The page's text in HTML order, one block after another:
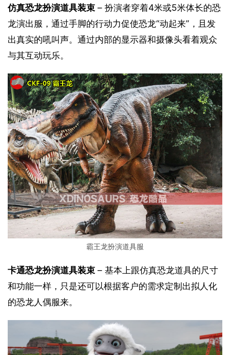
仿真恐龙扮演道具装束 – 扮演者穿着4米或5米体长的恐
龙演出服，通过手脚的行动力促使恐龙“动起来”，且发
出真实的吼叫声。通过内部的显示器和摄像头看着观众
与其互动玩乐。
霸王龙扮演道具服
卡通恐龙扮演道具装束 – 基本上跟仿真恐龙道具的尺寸
和功能一样，只是还可以根据客户的需求定制出拟人化
的恐龙人偶服来。